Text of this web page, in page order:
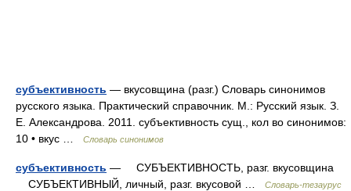
субъективность — вкусовщина (разг.) Словарь синонимов
русского языка. Практический справочник. М.: Русский язык. З.
Е. Александрова. 2011. субъективность сущ., кол во синонимов:
10 • вкус …
Словарь синонимов
субъективность — СУБЪЕКТИВНОСТЬ, разг. вкусовщина
СУБЪЕКТИВНЫЙ, личный, разг. вкусовой …
Словарь-тезаурус